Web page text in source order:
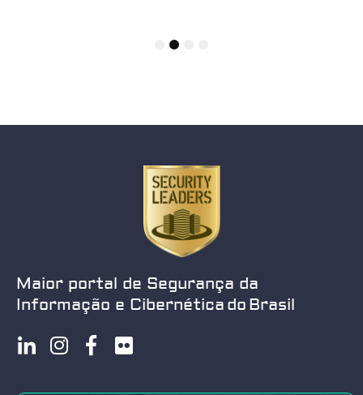
Maior portal de Segurança da
Informação e Cibernética do Brasil